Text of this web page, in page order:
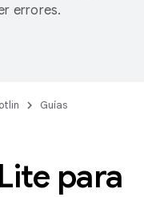
errores.
Guías
para